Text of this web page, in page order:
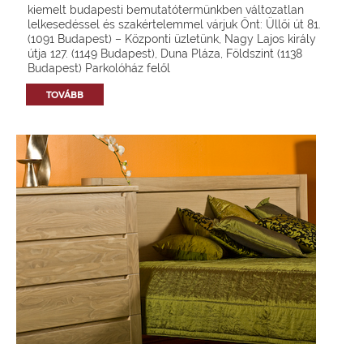
kiemelt budapesti bemutatótermünkben változatlan
lelkesedéssel és szakértelemmel várjuk Önt: Üllői út 81.
(1091 Budapest) – Központi üzletünk, Nagy Lajos király
útja 127. (1149 Budapest), Duna Pláza, Földszint (1138
Budapest) Parkolóház felől
TOVÁBB